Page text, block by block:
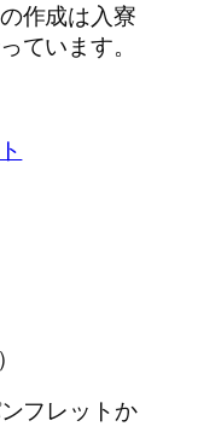
作成は入寮
ています。
ンフレットか